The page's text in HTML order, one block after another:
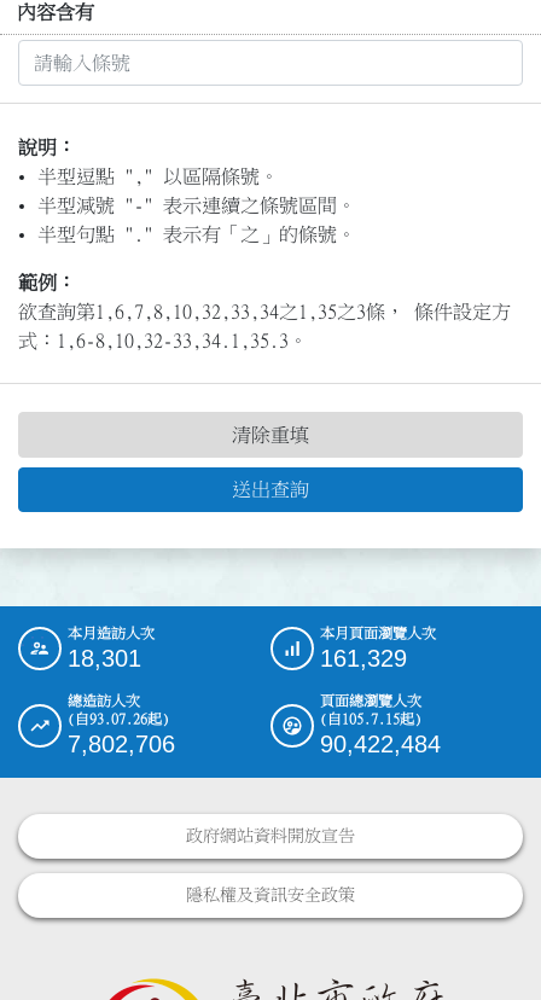
內容含有
說明：
半型逗點 "," 以區隔條號。
半型減號 "-" 表示連續之條號區間。
半型句點 "." 表示有「之」的條號。
範例：
欲查詢第1,6,7,8,10,32,33,34之1,35之3條， 條件設定方
式：1,6-8,10,32-33,34.1,35.3。
送出查詢
清除重填
::: 本月造訪人次
18,301
本月頁面瀏覽人次
161,329
總造訪人次
(自93.07.26起)
7,802,706
頁面總瀏覽人次
(自105.7.15起)
90,422,484
政府網站資料開放宣告
隱私權及資訊安全政策